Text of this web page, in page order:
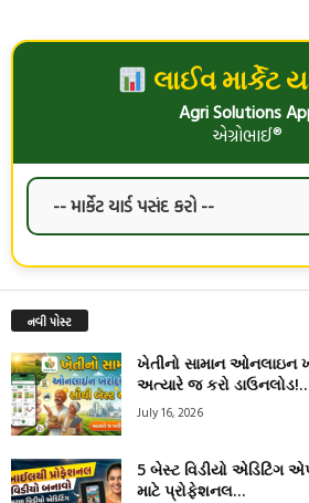
લાઈવ માર્કેટ
Agri Solutions
એગ્રોભાઈ®
નવી પોસ્ટ
ખેતીનો સામાન ઓનલાઇન
અત્યારે જ કરો
July 16, 2026
5 બેસ્ટ વિડીયો એડિટિંગ
માટે પ્રોફેશનલ...